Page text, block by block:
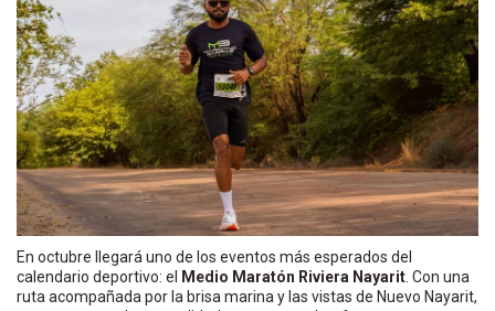
En octubre llegará uno de los eventos más esperados del
calendario deportivo: el
Medio Maratón Riviera Nayarit . Con una
ruta acompañada por la brisa marina y las vistas de Nuevo Nayarit,